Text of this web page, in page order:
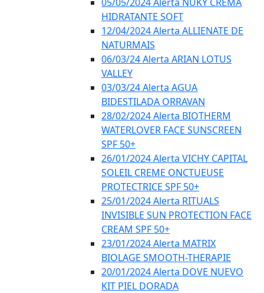
HIDRATANTE SOFT
12/04/2024 Alerta ALLIENATE DE
NATURMAIS
06/03/24 Alerta ARIAN LOTUS
VALLEY
03/03/24 Alerta AGUA
BIDESTILADA ORRAVAN
28/02/2024 Alerta BIOTHERM
WATERLOVER FACE SUNSCREEN
SPF 50+
26/01/2024 Alerta VICHY CAPITAL
SOLEIL CREME ONCTUEUSE
PROTECTRICE SPF 50+
25/01/2024 Alerta RITUALS
INVISIBLE SUN PROTECTION FACE
CREAM SPF 50+
23/01/2024 Alerta MATRIX
BIOLAGE SMOOTH-THERAPIE
20/01/2024 Alerta DOVE NUEVO
KIT PIEL DORADA